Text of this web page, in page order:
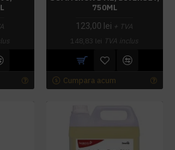
750ML
123,00 lei + TVA
148,83 lei TVA inclus
Cumpara acum